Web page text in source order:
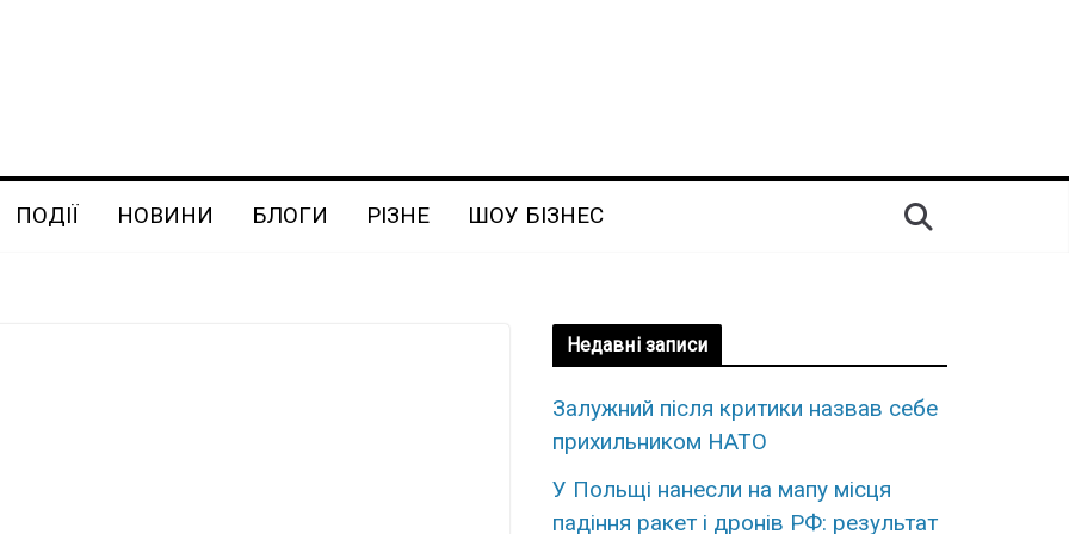
ПОДІЇ НОВИНИ БЛОГИ РІЗНЕ ШОУ БІЗНЕС
Недавні записи
Залужний після критики назвав себе
прихильником НАТО
У Польщі нанесли на мапу місця
падіння ракет і дронів РФ: результат